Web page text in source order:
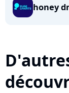
honey